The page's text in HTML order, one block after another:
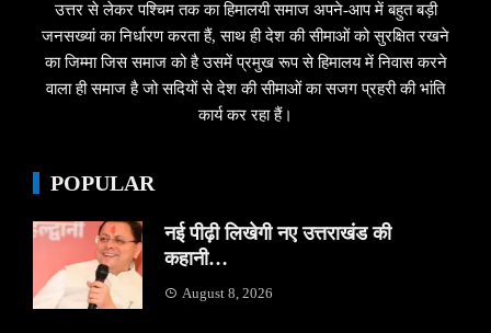
उत्तर से लेकर पश्चिम तक का हिमालयी समाज अपने-आप में बहुत बड़ी
जनसख्यां का निर्धारण करता हैं, साथ ही देश की सीमाओं को सुरक्षित रखने
का जिम्मा जिस समाज को है उसमें प्रमुख रूप से हिमालय में निवास करने
वाला ही समाज है जो सदियों से देश की सीमाओं का सजग प्रहरी की भांति
कार्य कर रहा हैं।
POPULAR
नई पीढ़ी लिखेगी नए उत्तराखंड की
कहानी…
August 8, 2026